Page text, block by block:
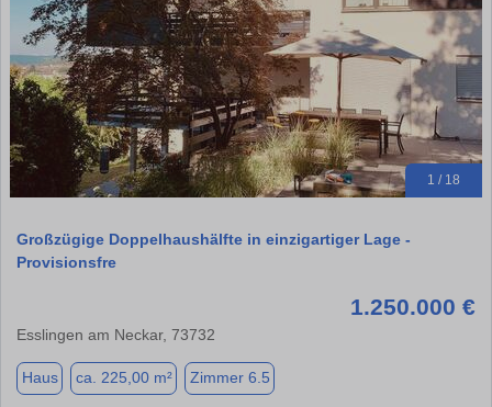
1 / 18
Großzügige Doppelhaushälfte in einzigartiger Lage -
Provisionsfre
1.250.000 €
Esslingen am Neckar, 73732
Haus ca. 225,00 m² Zimmer 6.5